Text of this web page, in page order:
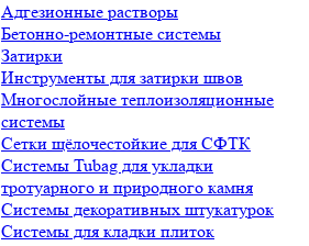
Адгезионные растворы
Бетонно-ремонтные системы
Затирки
Инструменты для затирки швов
Многослойные теплоизоляционные
системы
Сетки щёлочестойкие для СФТК
Системы Tubag для укладки
тротуарного и природного камня
Системы декоративных штукатурок
Системы для кладки плиток